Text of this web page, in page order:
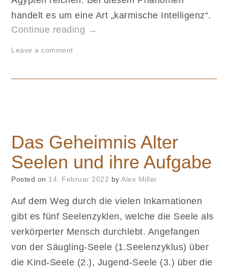
handelt es um eine Art „karmische Intelligenz“.
Continue reading „Das
Intelligenz“
→
Leave a comment
Das Geheimnis Alter
Seelen und ihre Aufgabe
Posted on 14. Februar 2022 by Alex Miller
Auf dem Weg durch die vielen Inkarnationen
gibt es fünf Seelenzyklen, welche die Seele als
verkörperter Mensch durchlebt. Angefangen
von der Säugling-Seele (1.Seelenzyklus) über
die Kind-Seele (2.), Jugend-Seele (3.) über die